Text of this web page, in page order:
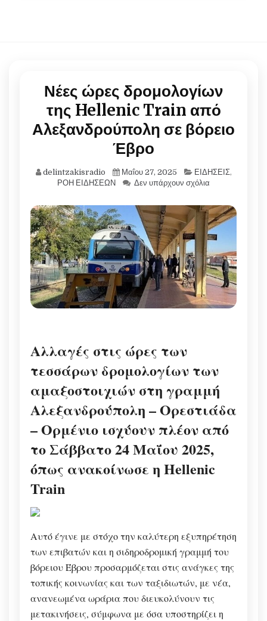
Νέες ώρες δρομολογίων
της Hellenic Train από
Αλεξανδρούπολη σε βόρειο
Έβρο
delintzakisradio Μαΐου 27, 2025 ΕΙΔΗΣΕΙΣ,
ΡΟΗ ΕΙΔΗΣΕΩΝ
Δεν υπάρχουν σχόλια
Αλλαγές στις ώρες των
τεσσάρων δρομολογίων των
αμαξοστοιχιών στη γραμμή
Αλεξανδρούπολη – Ορεστιάδα
– Ορμένιο ισχύουν πλέον από
το Σάββατο 24 Μαΐου 2025,
όπως ανακοίνωσε η Hellenic
Train
Αυτό έγινε με στόχο την καλύτερη εξυπηρέτηση
των επιβατών και η σιδηροδρομική γραμμή του
βόρειου Έβρου προσαρμόζεται στις ανάγκες της
τοπικής κοινωνίας και των ταξιδιωτών, με νέα,
ανανεωμένα ωράρια που διευκολύνουν τις
μετακινήσεις, σύμφωνα με όσα υποστηρίζει η